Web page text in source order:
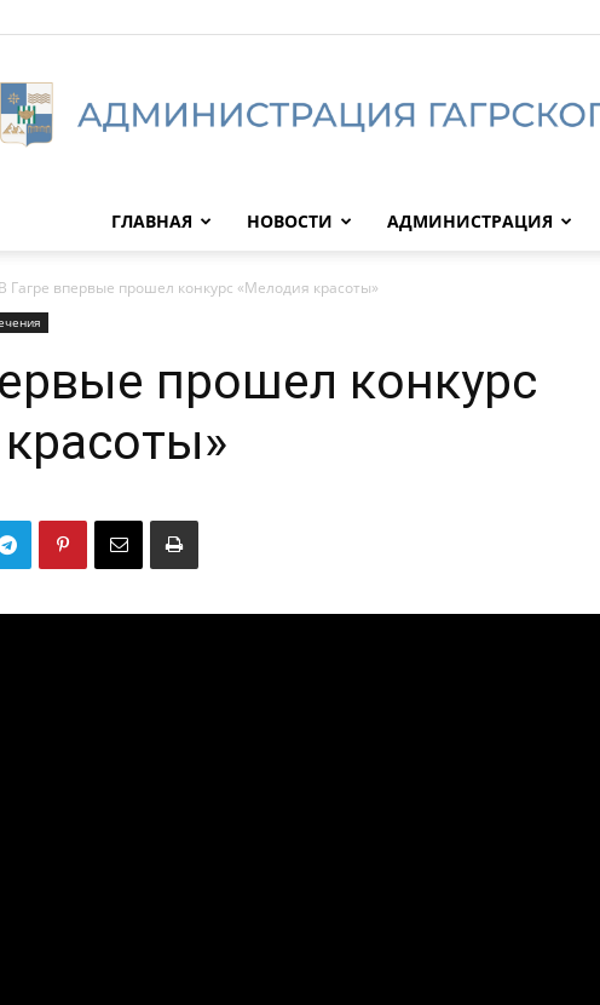
Гагрского
ГЛАВНАЯ НОВОСТИ АДМИНИСТРАЦИЯ
В Гагре впервые прошел конкурс «Мелодия красоты»
прошел конкурс